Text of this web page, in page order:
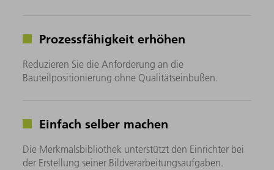
Prozessfähigkeit erhöhen
Reduzieren Sie die Anforderung an die
Bauteilpositionierung ohne Qualitätseinbußen.
Einfach selber machen
Die Merkmalsbibliothek unterstützt den Einrichter bei
der Erstellung seiner Bildverarbeitungsaufgaben.